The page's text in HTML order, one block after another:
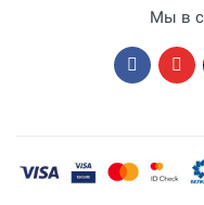
Мы в